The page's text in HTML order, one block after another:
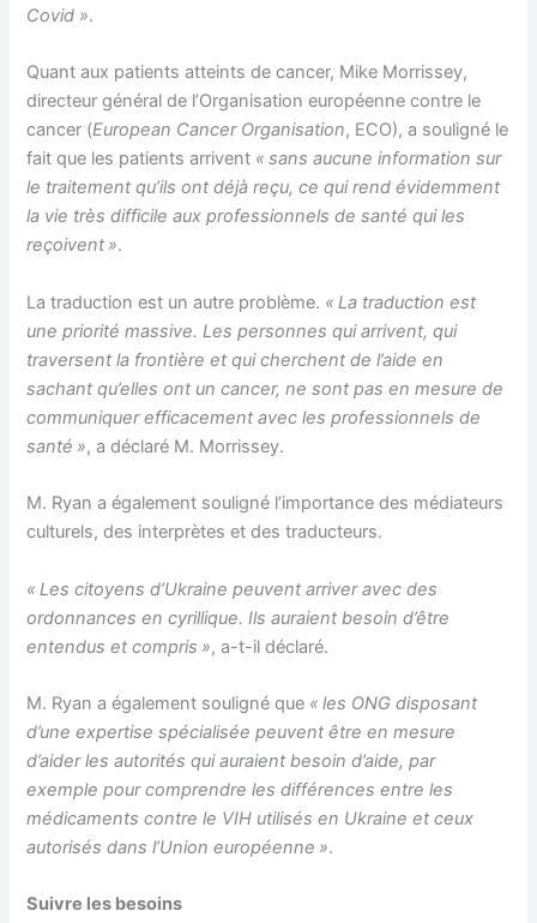
Covid ».
Quant aux patients atteints de cancer, Mike Morrissey,
directeur général de l’Organisation européenne contre le
cancer (European Cancer Organisation, ECO), a souligné le
fait que les patients arrivent « sans aucune information sur
le traitement qu’ils ont déjà reçu, ce qui rend évidemment
la vie très difficile aux professionnels de santé qui les
reçoivent ».
La traduction est un autre problème. « La traduction est
une priorité massive. Les personnes qui arrivent, qui
traversent la frontière et qui cherchent de l’aide en
sachant qu’elles ont un cancer, ne sont pas en mesure de
communiquer efficacement avec les professionnels de
santé », a déclaré M. Morrissey.
M. Ryan a également souligné l’importance des médiateurs
culturels, des interprètes et des traducteurs.
« Les citoyens d’Ukraine peuvent arriver avec des
ordonnances en cyrillique. Ils auraient besoin d’être
entendus et compris », a-t-il déclaré.
M. Ryan a également souligné que « les ONG disposant
d’une expertise spécialisée peuvent être en mesure
d’aider les autorités qui auraient besoin d’aide, par
exemple pour comprendre les différences entre les
médicaments contre le VIH utilisés en Ukraine et ceux
autorisés dans l’Union européenne ».
Suivre les besoins